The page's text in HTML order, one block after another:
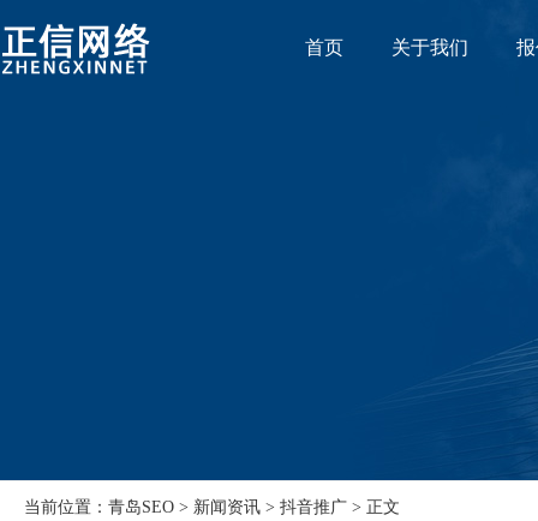
首页 关于我们
当前位置：青岛SEO > 新闻资讯 > 抖音推广 > 正文